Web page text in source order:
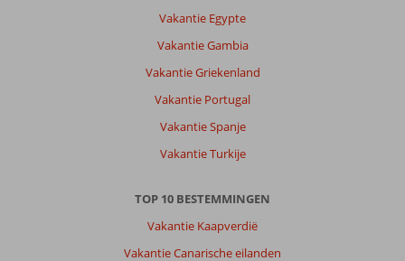
Vakantie Egypte
Vakantie Gambia
Vakantie Griekenland
Vakantie Portugal
Vakantie Spanje
Vakantie Turkije
TOP 10 BESTEMMINGEN
Vakantie Kaapverdië
Vakantie Canarische eilanden